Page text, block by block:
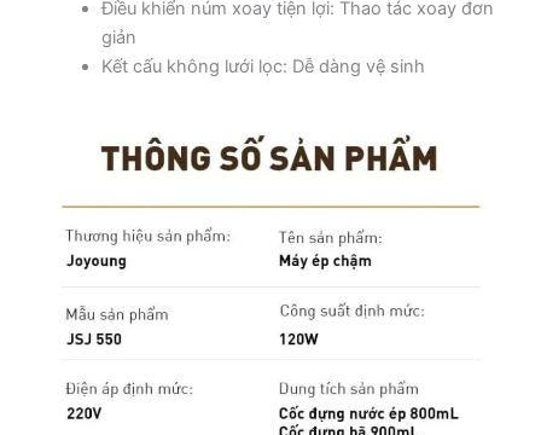
Điều khiển núm xoay tiện lợi: Thao tác xoay đơn
giản
Kết cấu không lưới lọc: Dễ dàng vệ sinh